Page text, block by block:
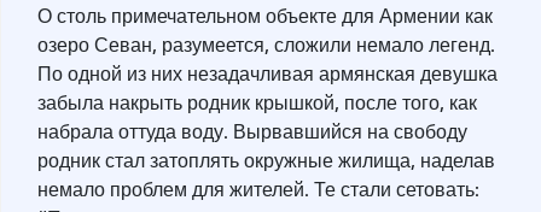
О столь примечательном объекте для Армении как
озеро Севан, разумеется, сложили немало легенд.
По одной из них незадачливая армянская девушка
забыла накрыть родник крышкой, после того, как
набрала оттуда воду. Вырвавшийся на свободу
родник стал затоплять окружные жилища, наделав
немало проблем для жителей. Те стали сетовать: